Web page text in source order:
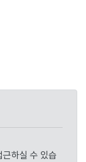
하실 수 있습